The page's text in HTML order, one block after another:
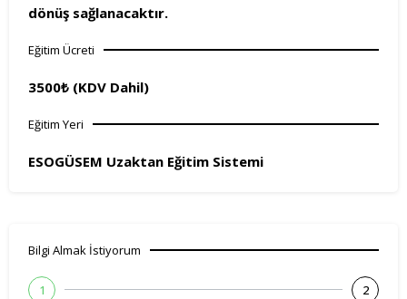
dönüş sağlanacaktır.
Eğitim Ücreti
3500₺ (KDV Dahil)
Eğitim Yeri
ESOGÜSEM Uzaktan Eğitim Sistemi
Bilgi Almak İstiyorum
1 2